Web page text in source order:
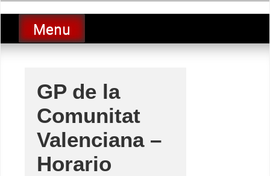
to
contentLucio Lopez GP
luciolopezgp
Menu
GP de la
Comunitat
Valenciana –
Horario